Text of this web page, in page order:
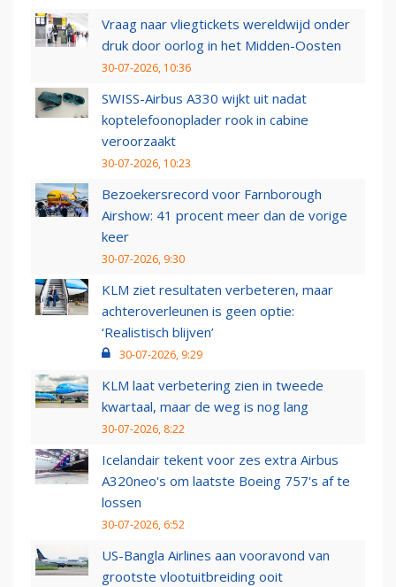
Vraag naar vliegtickets wereldwijd onder
druk door oorlog in het Midden-Oosten
30-07-2026, 10:36
SWISS-Airbus A330 wijkt uit nadat
koptelefoonoplader rook in cabine
veroorzaakt
30-07-2026, 10:23
Bezoekersrecord voor Farnborough
Airshow: 41 procent meer dan de vorige
keer
30-07-2026, 9:30
KLM ziet resultaten verbeteren, maar
achteroverleunen is geen optie:
‘Realistisch blijven’
30-07-2026, 9:29
KLM laat verbetering zien in tweede
kwartaal, maar de weg is nog lang
30-07-2026, 8:22
Icelandair tekent voor zes extra Airbus
A320neo's om laatste Boeing 757's af te
lossen
30-07-2026, 6:52
US-Bangla Airlines aan vooravond van
grootste vlootuitbreiding ooit